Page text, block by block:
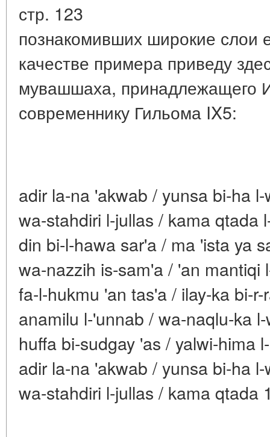
стр. 123
познакомивших широкие
качестве примера приведу
мувашшаха, принадлежащего
современнику Гильома IX5:
adir la-na 'akwab / yunsa bi-ha
wa-stahdiri l-jullas / kama qtada
din bi-l-hawa sar'a / ma 'ista ya
wa-nazzih is-sam'a / 'an mantiqi
fa-l-hukmu 'an tas'a / ilay-ka bi-r-
anamilu l-'unnab / wa-naqlu-ka
huffa bi-sudgay 'as / yalwi-hima
adir la-na 'akwab / yunsa bi-ha
wa-stahdiri l-jullas / kama qtada